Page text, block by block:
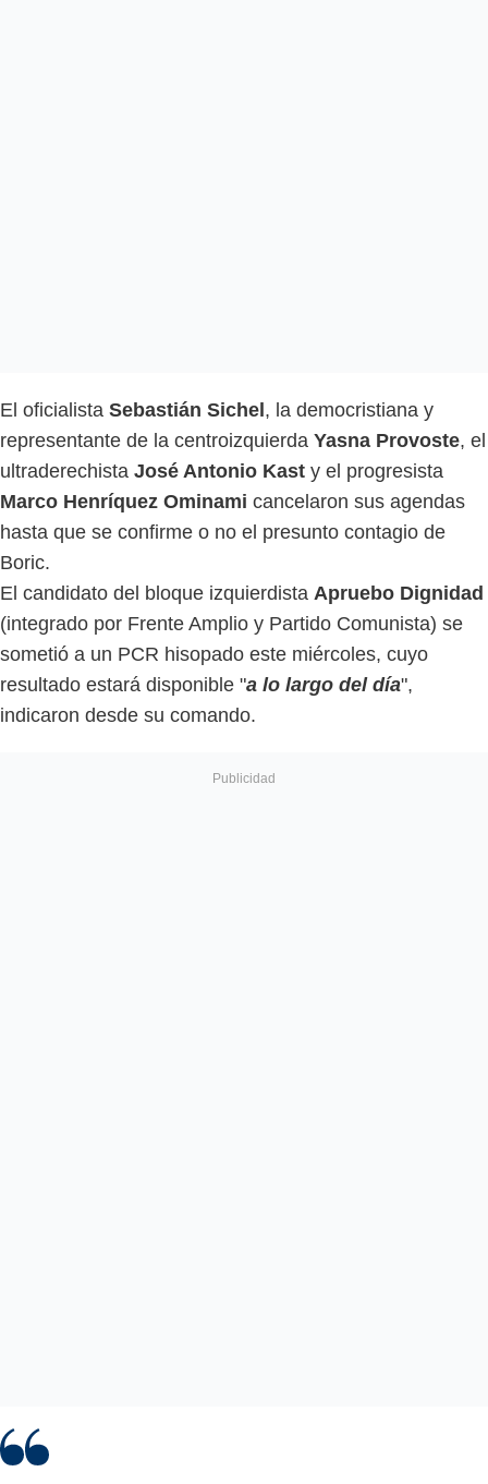
El oficialista Sebastián Sichel, la democristiana y
representante de la centroizquierda Yasna Provoste, el
ultraderechista José Antonio Kast y el progresista
Marco Henríquez Ominami cancelaron sus agendas
hasta que se confirme o no el presunto contagio de
Boric.
El candidato del bloque izquierdista Apruebo Dignidad
(integrado por Frente Amplio y Partido Comunista) se
sometió a un PCR hisopado este miércoles, cuyo
resultado estará disponible "a lo largo del día",
indicaron desde su comando.